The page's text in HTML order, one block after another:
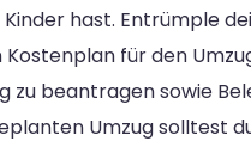
hast. Entrümple
für den
zu beantragen sowie
Umzug solltest